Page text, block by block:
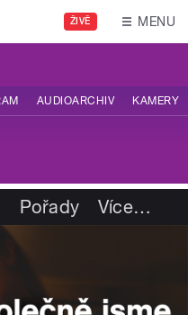
ŽIVĚ MENU
AUDIOARCHIV KAMERY
Pořady Více…